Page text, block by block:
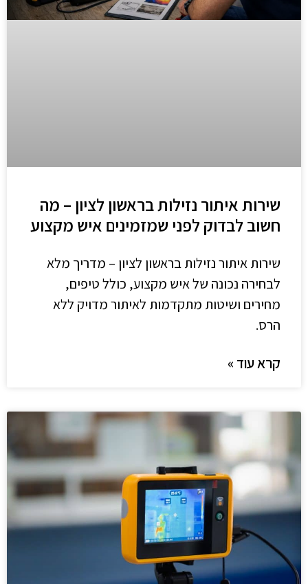
שירות איתור נזילות בראשון לציון – מה
חשוב לבדוק לפני שמזמינים איש מקצוע
שירות איתור נזילות בראשון לציון – מדריך מלא
לבחירה נכונה של איש מקצוע, כולל טיפים,
מחירים ושיטות מתקדמות לאיתור מדויק ללא
הרס.
קרא עוד »